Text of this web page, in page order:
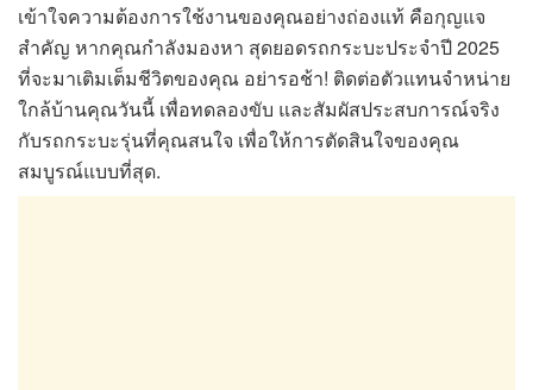
เข้าใจความต้องการใช้งานของคุณอย่างถ่องแท้ คือกุญแจ
สำคัญ หากคุณกำลังมองหา สุดยอดรถกระบะประจำปี 2025
ที่จะมาเติมเต็มชีวิตของคุณ อย่ารอช้า! ติดต่อตัวแทนจำหน่าย
ใกล้บ้านคุณวันนี้ เพื่อทดลองขับ และสัมผัสประสบการณ์จริง
กับรถกระบะรุ่นที่คุณสนใจ เพื่อให้การตัดสินใจของคุณ
สมบูรณ์แบบที่สุด.